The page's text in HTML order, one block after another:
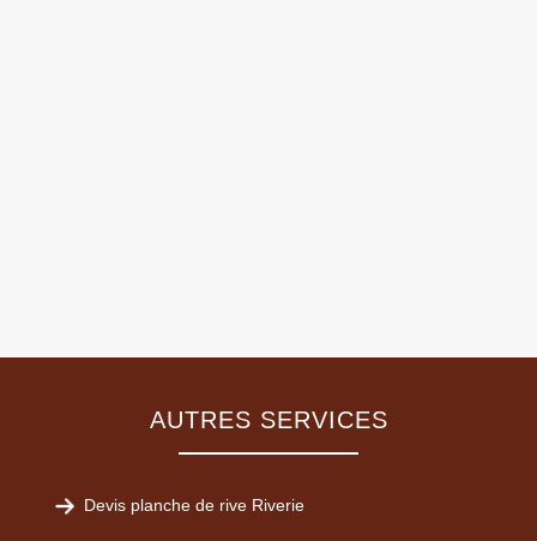
AUTRES SERVICES
Devis planche de rive Riverie